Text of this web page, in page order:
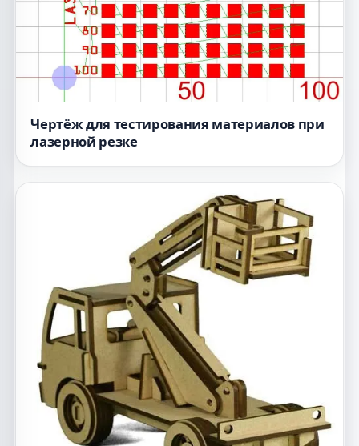
Чертёж для тестирования материалов при
лазерной резке